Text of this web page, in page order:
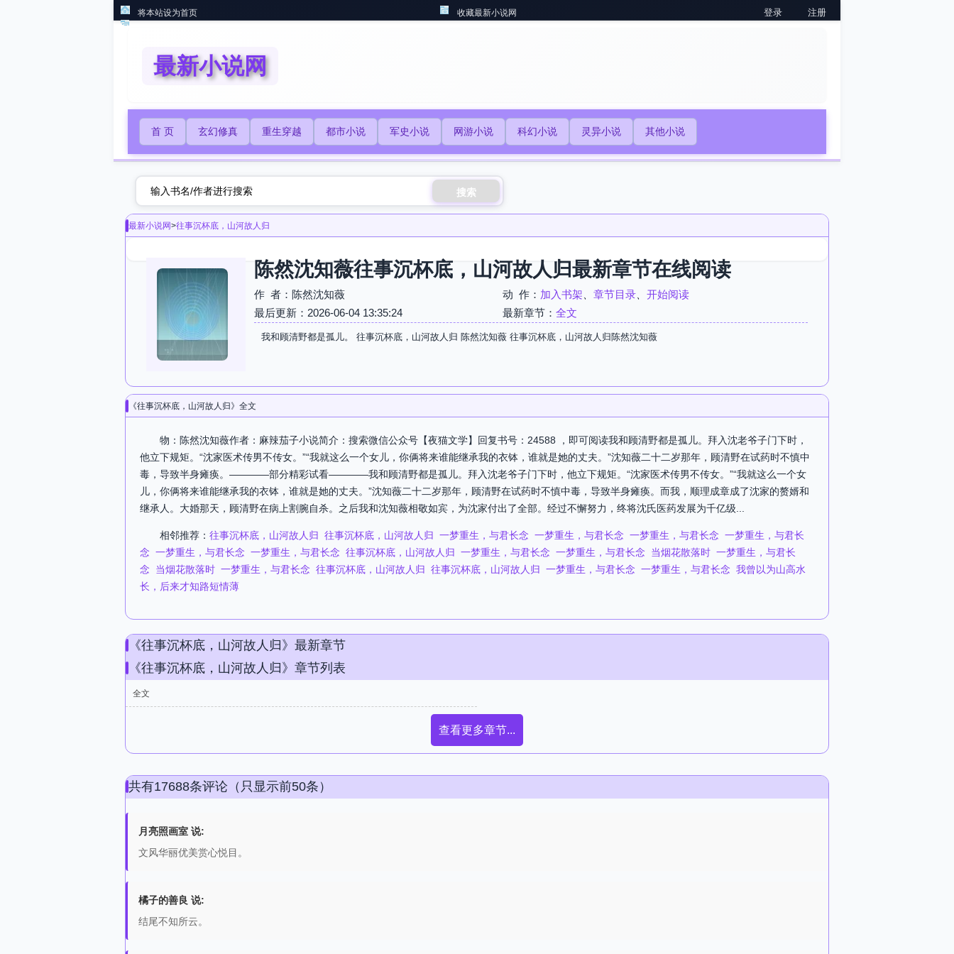
将本站设为首页 收藏最新小说网 登录 注册
最新小说网
首 页 玄幻修真 重生穿越 都市小说 军史小说 网游小说 科幻小说 灵异小说 其他小说
搜索
最新小说网>往事沉杯底，山河故人归
陈然沈知薇往事沉杯底，山河故人归最新章节在线阅读
作 者：陈然沈知薇 动 作： 加入书架 章节目录
开始阅读
最后更新：2026-06-04 13:35:24
最新章节： 全文
我和顾清野都是孤儿。 往事沉杯底，山河故人归 陈然沈知薇 往事沉杯底，山河故人归陈然沈知薇
《往事沉杯底，山河故人归》全文
物：陈然沈知薇作者：麻辣茄子小说简介：搜索微信公众号【夜猫文学】回复书号：24588 ，即可阅读我和顾清野都是孤儿。拜入沈老爷子门下时，
他立下规矩。“沈家医术传男不传女。”“我就这么一个女儿，你俩将来谁能继承我的衣钵，谁就是她的丈夫。”沈知薇二十二岁那年，顾清野在试药时不慎中
毒，导致半身瘫痪。————部分精彩试看————我和顾清野都是孤儿。拜入沈老爷子门下时，他立下规矩。“沈家医术传男不传女。”“我就这么一个女
儿，你俩将来谁能继承我的衣钵，谁就是她的丈夫。”沈知薇二十二岁那年，顾清野在试药时不慎中毒，导致半身瘫痪。而我，顺理成章成了沈家的赘婿和
继承人。大婚那天，顾清野在病上割腕自杀。之后我和沈知薇相敬如宾，为沈家付出了全部。经过不懈努力，终将沈氏医药发展为千亿级...
相邻推荐： 往事沉杯底，山河故人归 往事沉杯底，山河故人归 一梦重生，与君长念 一梦重生，与君长念 一梦重生，与君长念 一梦重生，与君长
念 一梦重生，与君长念 一梦重生，与君长念 往事沉杯底，山河故人归 一梦重生，与君长念 一梦重生，与君长念 当烟花散落时 一梦重生，与君长
念
当烟花散落时 一梦重生，与君长念 往事沉杯底，山河故人归 往事沉杯底，山河故人归 一梦重生，与君长念 一梦重生，与君长念 我曾以为山高水
长，后来才知路短情薄
《往事沉杯底，山河故人归》最新章节
《往事沉杯底，山河故人归》章节列表
全文
查看更多章节...
共有17688条评论（只显示前50条）
月亮照画室 说:
文风华丽优美赏心悦目。
橘子的善良 说:
结尾不知所云。